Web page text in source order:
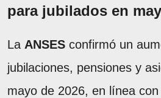
para jubilados en
La ANSES confirmó un
jubilaciones, pensiones y
mayo de 2026, en línea